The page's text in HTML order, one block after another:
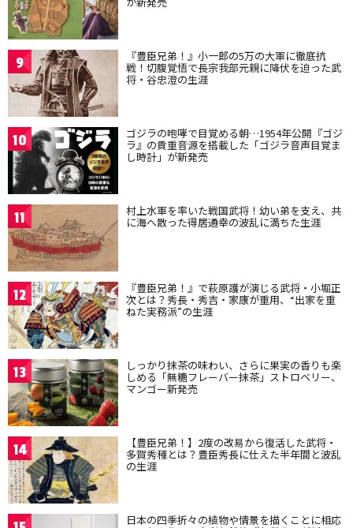
9 『豊臣兄弟！』小一郎の5万の大軍に徹底抗
戦！切腹覚悟で長宗我部元親に降伏を迫った武
将・谷忠澄の生涯
10 ゴジラの咆哮で目覚める朝…1954年公開『ゴジ
ラ』の貴重音源を搭載した「ゴジラ音声目覚ま
し時計」が新発売
11 村上水軍を率いた戦国武将！幼い弟を支え、共
に海へ散った得居通幸の波乱に満ちた生涯
12 『豊臣兄弟！』で萩原護が演じる武将・小堀正
次とは？秀長・秀吉・家康が重用、“出家を重
ねた実務派”の生涯
13 しっかり抹茶の味わい、さらに果実の香りも楽
しめる「無糖フレーバー抹茶」ストロベリー、
マンゴー新発売
14 【豊臣兄弟！】2度の改易から復活した武将・
多賀秀種とは？豊臣秀長に仕えた半年間と波乱
の生涯
日本の四季折々の植物や情景を描くことに相応